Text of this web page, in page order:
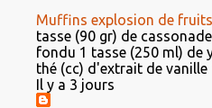
Muffins explosion de
tasse (90 gr) de
fondu 1 tasse (250 ml) de
thé (cc) d'extrait de vanille
Il y a 3 jours